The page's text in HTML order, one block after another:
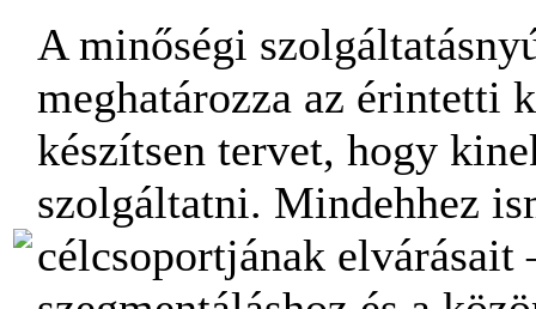
A minőségi
meghatározza az érintetti
készítsen tervet, hogy
szolgáltatni. Mindehhez
célcsoportjának elvárásait